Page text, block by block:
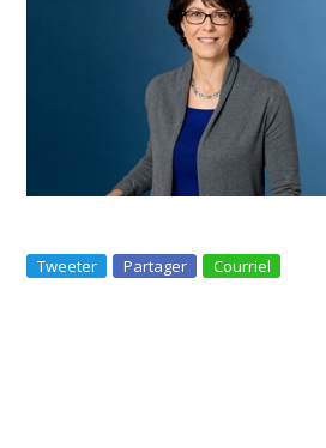
Tweeter Partager Courriel